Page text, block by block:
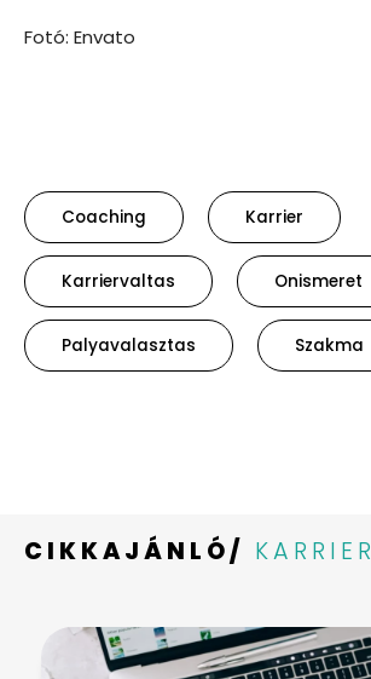
Fotó: Envato
Coaching Karrier
Karriervaltas Onismeret
Palyavalasztas Szakma
CIKKAJÁNLÓ/ KARRIER